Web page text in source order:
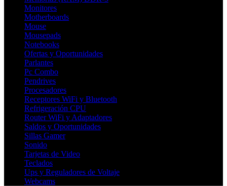
Monitores
Motherboards
Mouse
Mousepads
Notebooks
Ofertas y Oportunidades
Parlantes
Pc Combo
Pendrives
Procesadores
Receptores WiFi y Bluetooth
Refrigeración CPU
Router WiFi y Adaptadores
Saldos y Oportunidades
Sillas Gamer
Sonido
Tarjetas de Video
Teclados
Ups y Reguladores de Voltaje
Webcams